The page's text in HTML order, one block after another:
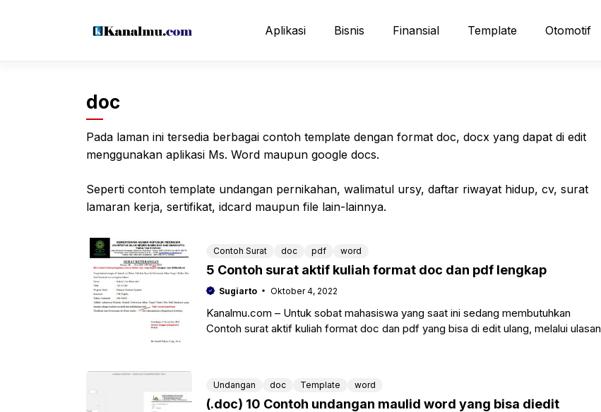
Aplikasi Bisnis Finansial Template Otomotif
doc
Pada laman ini tersedia berbagai contoh template dengan format doc, docx yang dapat di edit
menggunakan aplikasi Ms. Word maupun google docs.
Seperti contoh template undangan pernikahan, walimatul ursy, daftar riwayat hidup, cv, surat
lamaran kerja, sertifikat, idcard maupun file lain-lainnya.
Contoh Surat doc pdf word
5 Contoh surat aktif kuliah format doc dan pdf lengkap
Sugiarto Oktober 4, 2022
Kanalmu.com – Untuk sobat mahasiswa yang saat ini sedang membutuhkan
Contoh surat aktif kuliah format doc dan pdf yang bisa di edit ulang, melalui ulasan
Undangan doc Template word
(.doc) 10 Contoh undangan maulid word yang bisa diedit